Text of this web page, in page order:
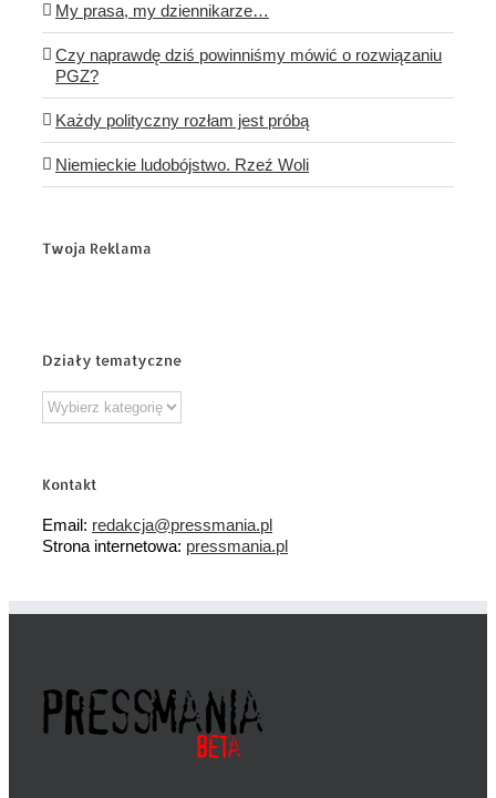
My prasa, my dziennikarze…
Czy naprawdę dziś powinniśmy mówić o rozwiązaniu
PGZ?
Każdy polityczny rozłam jest próbą
Niemieckie ludobójstwo. Rzeź Woli
Twoja Reklama
Działy tematyczne
Działy
tematyczne
Kontakt
Email: redakcja@pressmania.pl
Strona internetowa: pressmania.pl